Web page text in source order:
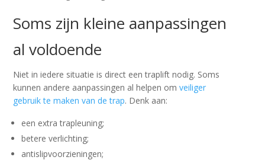
Soms zijn kleine aanpassingen
al voldoende
Niet in iedere situatie is direct een traplift nodig. Soms
kunnen andere aanpassingen al helpen omveiliger
gebruik te maken van de trap. Denk aan:
een extra trapleuning;
betere verlichting;
antislipvoorzieningen;